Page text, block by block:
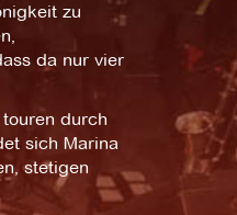
zu
da nur vier
durch
sich Marina
stetigen